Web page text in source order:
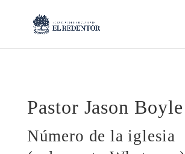
Pastor Jason Boyle
Número de la iglesia